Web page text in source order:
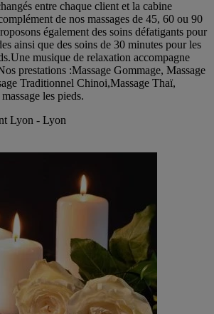
entre chaque client et la cabine
de nos massages de 45, 60 ou 90
également des soins défatigants pour
ainsi que des soins de 30 minutes pour les
musique de relaxation accompagne
prestations :Massage Gommage, Massage
Traditionnel Chinoi,Massage Thaï,
les pieds.
Lyon - Lyon